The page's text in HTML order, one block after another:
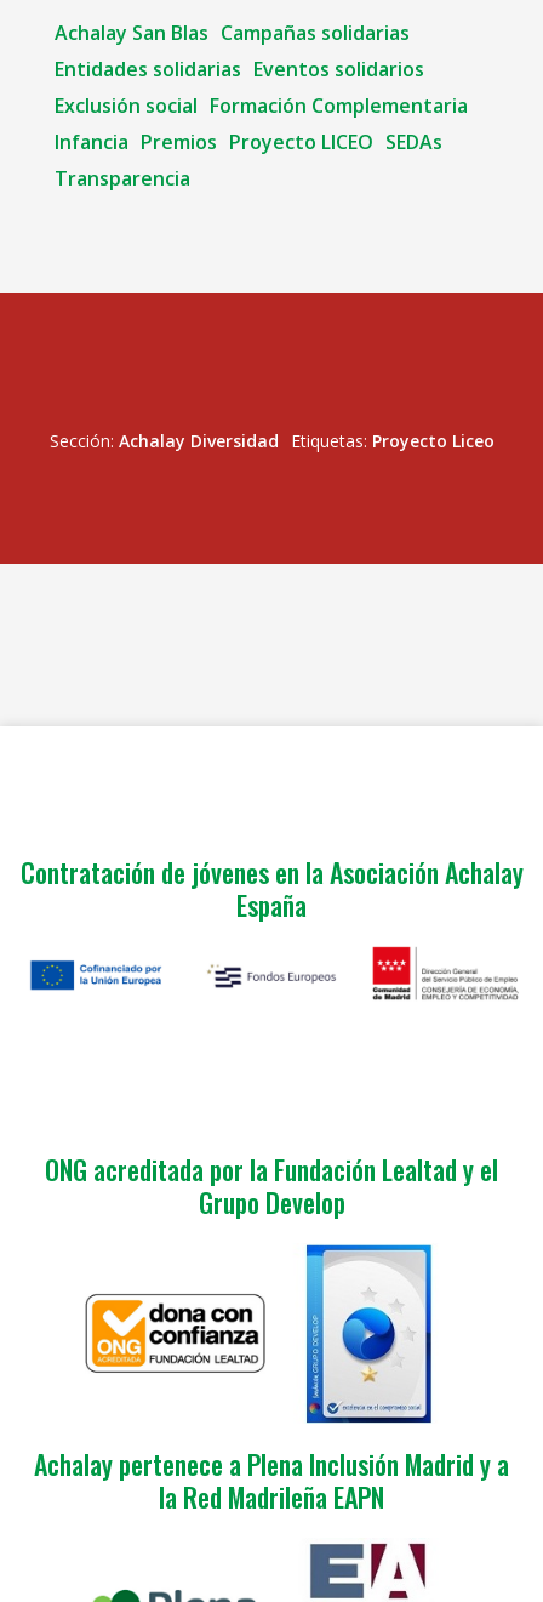
Achalay San Blas Campañas solidarias
Entidades solidarias Eventos solidarios
Exclusión social Formación Complementaria
Infancia Premios Proyecto LICEO SEDAs
Transparencia
Sección: Achalay Diversidad Etiquetas: Proyecto Liceo
Contratación de jóvenes en la Asociación Achalay
España
ONG acreditada por la Fundación Lealtad y el
Grupo Develop
Achalay pertenece a Plena Inclusión Madrid y a
la Red Madrileña EAPN